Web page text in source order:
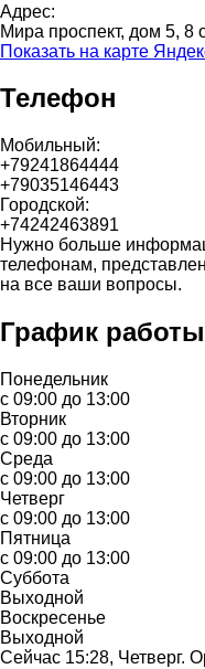
Адрес:
Мира проспект, дом 5, 8
Показать на карте
Телефон
Мобильный:
+79241864444
+79035146443
Городской:
+74242463891
Нужно больше
телефонам,
на все ваши вопросы.
График работы
Понедельник
с 09:00 до 13:00
Вторник
с 09:00 до 13:00
Среда
с 09:00 до 13:00
Четверг
с 09:00 до 13:00
Пятница
с 09:00 до 13:00
Суббота
Выходной
Воскресенье
Выходной
Сейчас 15:28, Четверг.